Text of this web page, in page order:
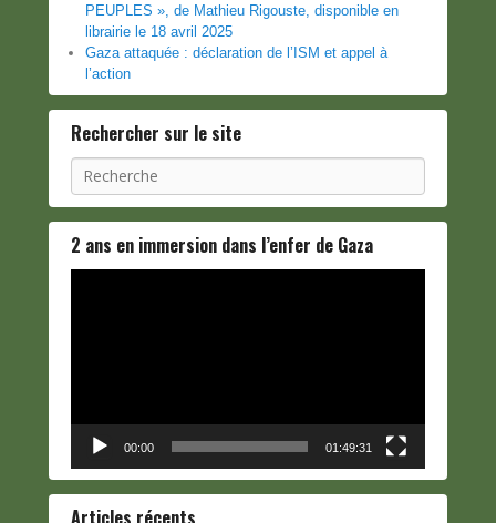
PEUPLES », de Mathieu Rigouste, disponible en
librairie le 18 avril 2025
Gaza attaquée : déclaration de l’ISM et appel à
l’action
Rechercher sur le site
Recherche
2 ans en immersion dans l’enfer de Gaza
00:00 01:49:31
Articles récents